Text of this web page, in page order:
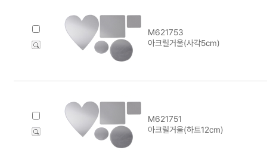
M621753
아크릴거울(사각5cm)
M621751
아크릴거울(하트12cm)